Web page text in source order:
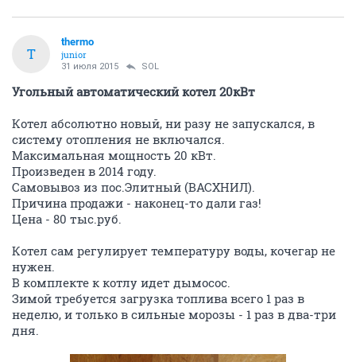
T
thermo
junior
31 июля 2015 SOL
Угольный автоматический котел 20кВт
Котел абсолютно новый, ни разу не запускался, в
систему отопления не включался.
Максимальная мощность 20 кВт.
Произведен в 2014 году.
Самовывоз из пос.Элитный (ВАСХНИЛ).
Причина продажи - наконец-то дали газ!
Цена - 80 тыс.руб.
Котел сам регулирует температуру воды, кочегар не
нужен.
В комплекте к котлу идет дымосос.
Зимой требуется загрузка топлива всего 1 раз в
неделю, и только в сильные морозы - 1 раз в два-три
дня.